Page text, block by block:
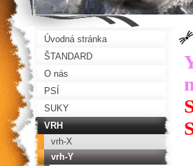
Úvodná stránka
ŠTANDARD
O nás
PSÍ
SUKY
VRH
vrh-X
vrh-Y